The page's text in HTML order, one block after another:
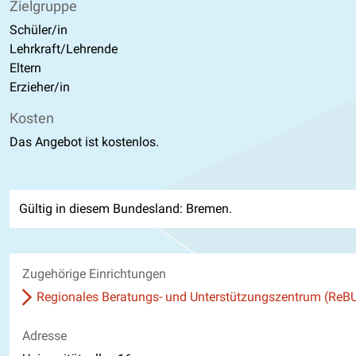
Zielgruppe
Schüler/in
Lehrkraft/Lehrende
Eltern
Erzieher/in
Kosten
Das Angebot ist kostenlos.
Gültig in diesem Bundesland: Bremen.
Zugehörige Einrichtungen
Regionales Beratungs- und Unterstützungszentrum
Adresse